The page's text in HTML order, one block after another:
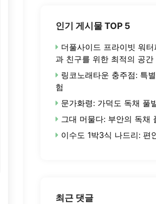
인기 게시물 TOP 5
더풀사이드 프라이빗 워
과 친구를 위한 최적의 공간
링코노래타운 충주점: 특
험
문가화령: 가덕도 독채 풀
그대 머물다: 부안의 독채
이수도 1박3식 나드리: 편
최근 댓글